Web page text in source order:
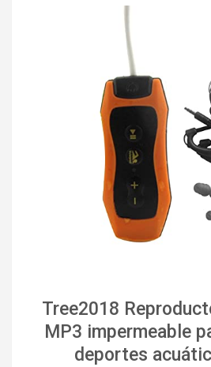
Tree2018
MP3 impermeable
deportes